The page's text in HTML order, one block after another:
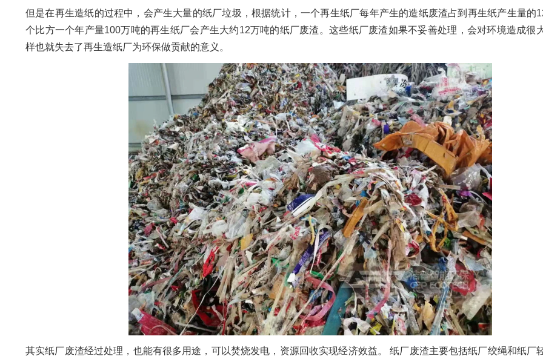
但是在再生造纸的过程中，会产生大量的纸厂垃圾，根据统计，一个再生纸厂每年产生的造纸废渣占到再生纸产生量的
个比方一个年产量100万吨的再生纸厂会产生大约12万吨的纸厂废渣。这些纸厂废渣如果不妥善处理，会对环境造成很
样也就失去了再生造纸厂为环保做贡献的意义。
其实纸厂废渣经过处理，也能有很多用途，可以焚烧发电，资源回收实现经济效益。 纸厂废渣主要包括纸厂绞绳和纸厂